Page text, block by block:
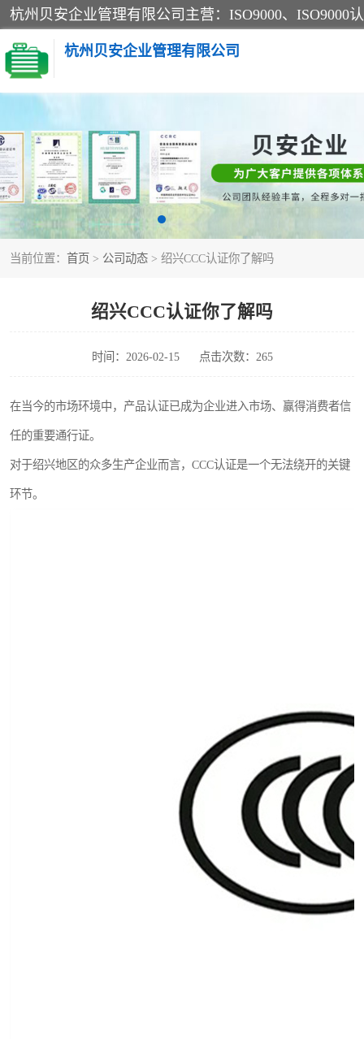
杭州贝安企业管理有限公司
当前位置： 首页 > 公司动态 > 绍兴CCC认证你了解吗
绍兴CCC认证你了解吗
时间：2026-02-15 点击次数：265
在当今的市场环境中，产品认证已成为企业进入市场、赢得消费者信
任的重要通行证。
对于绍兴地区的众多生产企业而言，CCC认证是一个无法绕开的关键
环节。
CE认证
SA认证
OHSAS18001认证
45001认证